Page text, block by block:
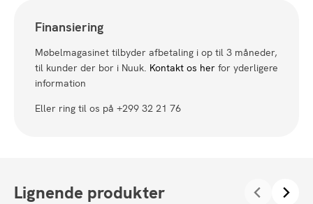
Finansiering
Møbelmagasinet tilbyder afbetaling i op til 3 måneder,
til kunder der bor i Nuuk. Kontakt os her for yderligere
information
Eller ring til os på +299 32 21 76
Lignende produkter